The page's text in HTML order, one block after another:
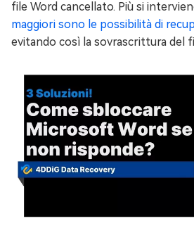
file Word cancellato. Più si
maggiori sono le possibilità di
evitando così la sovrascrittura del